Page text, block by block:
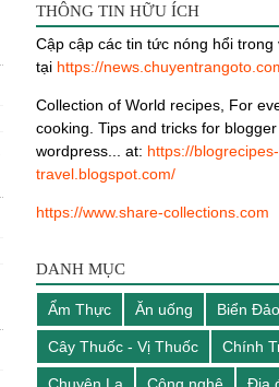
thế nào. Kiến thức tu...
THÔNG TIN HỮU ÍCH
Cập cập các tin tức nóng hổi
tại https://
Collection of World recipes, For
cooking. Tips and tricks for
wordpress... at: https://blogrecipes-
travel.blogspot.com/
https://www.share-collections.com
DANH MỤC
Ẩm Thực Ăn uống Biển Đảo
Cây Thuốc - Vị Thuốc Chính